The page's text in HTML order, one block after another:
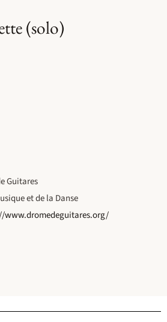
(solo)
Guitares
et de la Danse
www.dromedeguitares.org/